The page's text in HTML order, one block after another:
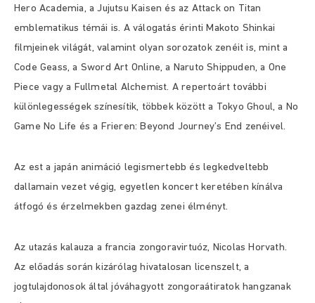
Hero Academia, a Jujutsu Kaisen és az Attack on Titan
emblematikus témái is. A válogatás érinti Makoto Shinkai
filmjeinek világát, valamint olyan sorozatok zenéit is, mint a
Code Geass, a Sword Art Online, a Naruto Shippuden, a One
Piece vagy a Fullmetal Alchemist. A repertoárt további
különlegességek színesítik, többek között a Tokyo Ghoul, a No
Game No Life és a Frieren: Beyond Journey’s End zenéivel.
Az est a japán animáció legismertebb és legkedveltebb
dallamain vezet végig, egyetlen koncert keretében kínálva
átfogó és érzelmekben gazdag zenei élményt.
Az utazás kalauza a francia zongoravirtuóz, Nicolas Horvath.
Az előadás során kizárólag hivatalosan licenszelt, a
jogtulajdonosok által jóváhagyott zongoraátiratok hangzanak